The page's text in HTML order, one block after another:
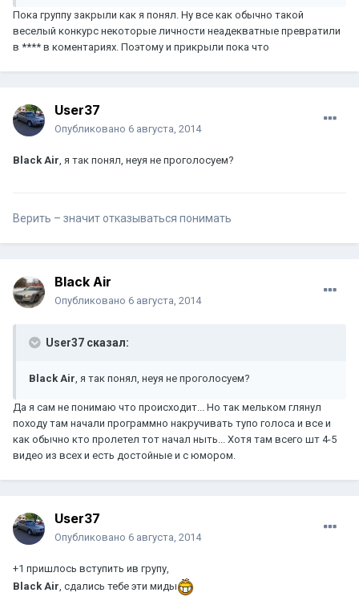
Пока группу закрыли как я понял. Ну все как обычно такой
веселый конкурс некоторые личности неадекватные превратили
в **** в коментариях. Поэтому и прикрыли пока что
User37
Опубликовано 6 августа, 2014
Black Air, я так понял, неуя не проголосуем?
Верить – значит отказываться понимать
Black Air
Опубликовано 6 августа, 2014
User37 сказал:
Black Air, я так понял, неуя не проголосуем?
Да я сам не понимаю что происходит... Но так мельком глянул
походу там начали программно накручивать тупо голоса и все и
как обычно кто пролетел тот начал ныть... Хотя там всего шт 4-5
видео из всех и есть достойные и с юмором.
User37
Опубликовано 6 августа, 2014
+1 пришлось вступить ив групу,
Black Air, сдались тебе эти миды